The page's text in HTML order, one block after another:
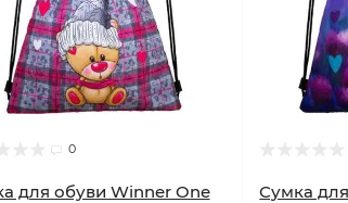
0
для обуви Winner One
Сумка